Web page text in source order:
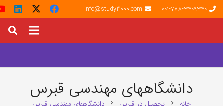
001-778-3409340
info@study3000.com
دانشگاههای مهندسی قبرس
خانه chevron_right تحصیل در قبرس chevron_right دانشگاههای مهندسی قبرس